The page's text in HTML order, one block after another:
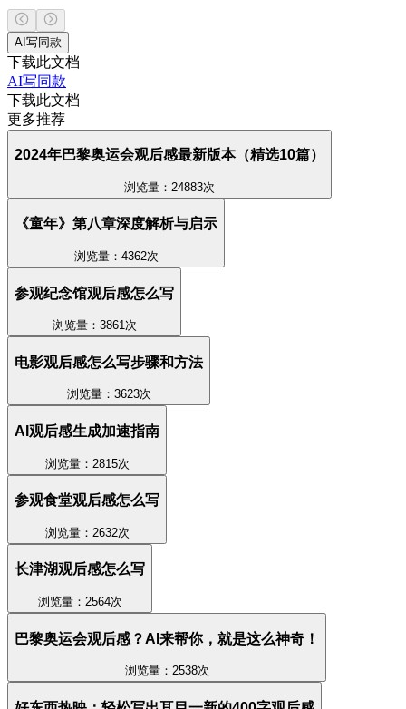
AI写同款
下载此文档
AI写同款
下载此文档
更多推荐
2024年巴黎奥运会观后感最新版本（精选10篇）
浏览量：24883次
《童年》第八章深度解析与启示
浏览量：4362次
参观纪念馆观后感怎么写
浏览量：3861次
电影观后感怎么写步骤和方法
浏览量：3623次
AI观后感生成加速指南
浏览量：2815次
参观食堂观后感怎么写
浏览量：2632次
长津湖观后感怎么写
浏览量：2564次
巴黎奥运会观后感？AI来帮你，就是这么神奇！
浏览量：2538次